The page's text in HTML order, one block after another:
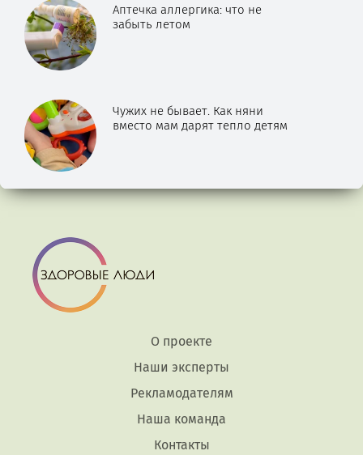
Аптечка аллергика: что не
забыть летом
Чужих не бывает. Как няни
вместо мам дарят тепло детям
О проекте
Наши эксперты
Рекламодателям
Наша команда
Контакты